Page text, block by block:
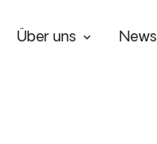
Über uns News